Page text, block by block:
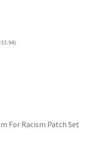
33.94)
For Racism Patch Set